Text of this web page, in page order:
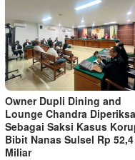
Owner Dupli Dining and
Lounge Chandra Diperiksa
Sebagai Saksi Kasus
Bibit Nanas Sulsel Rp 52,4
Miliar